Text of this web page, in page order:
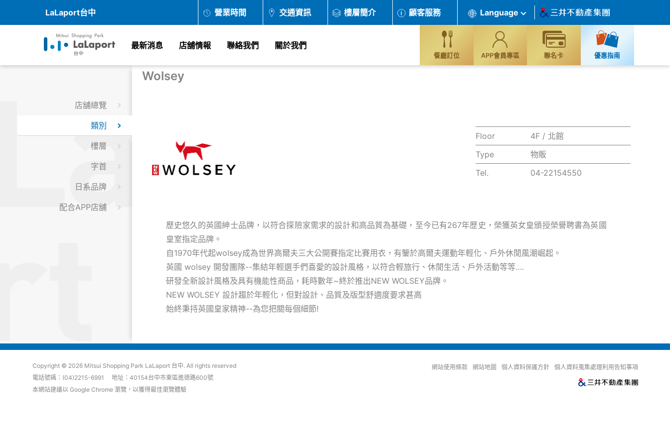
LaLaport台中 營業時間 交通資訊 樓層簡介 顧客服務 Language
最新消息 店舖情報 聯絡我們 關於我們
餐廳訂位 APP會員專區 聯名卡 優惠指南
店舖總覽
類別
樓層
字首
日系品牌
配合APP店舖
Wolsey
歷史悠久的英國紳士品牌，以符合探險家需求的設計和高品質為基礎，至今已有267年歷史，榮獲英女皇頒授榮譽聘書為英國
皇室指定品牌。
自1970年代起wolsey成為世界高爾夫三大公開賽指定比賽用衣，有鑒於高爾夫運動年輕化、戶外休閒風潮崛起。
英國 wolsey 開發團隊--集結年輕選手們喜愛的設計風格，以符合輕旅行、休閒生活、戶外活動等等….
研發全新設計風格及具有機能性商品，耗時數年~終於推出NEW WOLSEY品牌。
NEW WOLSEY 設計趨於年輕化，但對設計、品質及版型舒適度要求甚高
始終秉持英國皇家精神--為您把關每個細節!
Floor
4F / 北館
Type
物販
Tel.
04-22154550
Copyright © 2026 Mitsui Shopping Park LaLaport 台中. All rights reserved
電話號碼：(04)2215-6991 地址：40154台中市東區進德路600號
本網站建議以 Google Chrome 瀏覽，以獲得最佳瀏覽體驗
網站使用條款 網站地圖 個人資料保護方針 個人資料蒐集處理利用告知事項